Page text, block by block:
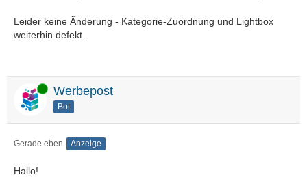
Leider keine Änderung - Kategorie-Zuordnung und Lightbox
weiterhin defekt.
Online Werbepost
Bot
Gerade eben Anzeige
Hallo!